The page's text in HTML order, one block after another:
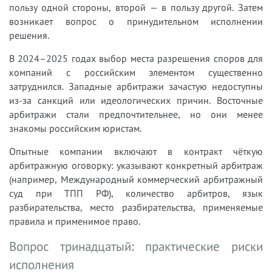
пользу одной стороны, второй — в пользу другой. Затем
возникает вопрос о принудительном исполнении
решения.
В 2024–2025 годах выбор места разрешения споров для
компаний с российским элементом существенно
затруднился. Западные арбитражи зачастую недоступны
из-за санкций или идеологических причин. Восточные
арбитражи стали предпочтительнее, но они менее
знакомы российским юристам.
Опытные компании включают в контракт чёткую
арбитражную оговорку: указывают конкретный арбитраж
(например, Международный коммерческий арбитражный
суд при ТПП РФ), количество арбитров, язык
разбирательства, место разбирательства, применяемые
правила и применимое право.
Вопрос тринадцатый: практические риски
исполнения